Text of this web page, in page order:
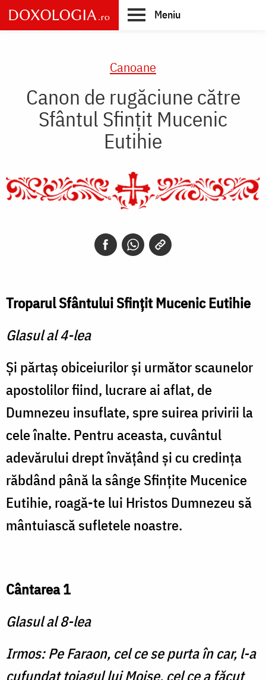
Skip
to
main
Meniu
Canoane
Canon de rugăciune către
Sfântul Sfinţit Mucenic
Eutihie
Troparul Sfântului Sfinţit Mucenic Eutihie
Glasul al 4-lea
Şi părtaş obiceiurilor şi următor scaunelor
apostolilor fiind, lucrare ai aflat, de
Dumnezeu insuflate, spre suirea privirii la
cele înalte. Pentru aceasta, cuvântul
adevărului drept învăţând şi cu credinţa
răbdând până la sânge Sfinţite Mucenice
Eutihie, roagă-te lui Hristos Dumnezeu să
mântuiască sufletele noastre.
Cântarea 1
Glasul al 8-lea
Irmos: Pe Faraon, cel ce se purta în car, l-a
cufundat toiagul lui Moise, cel ce a făcut